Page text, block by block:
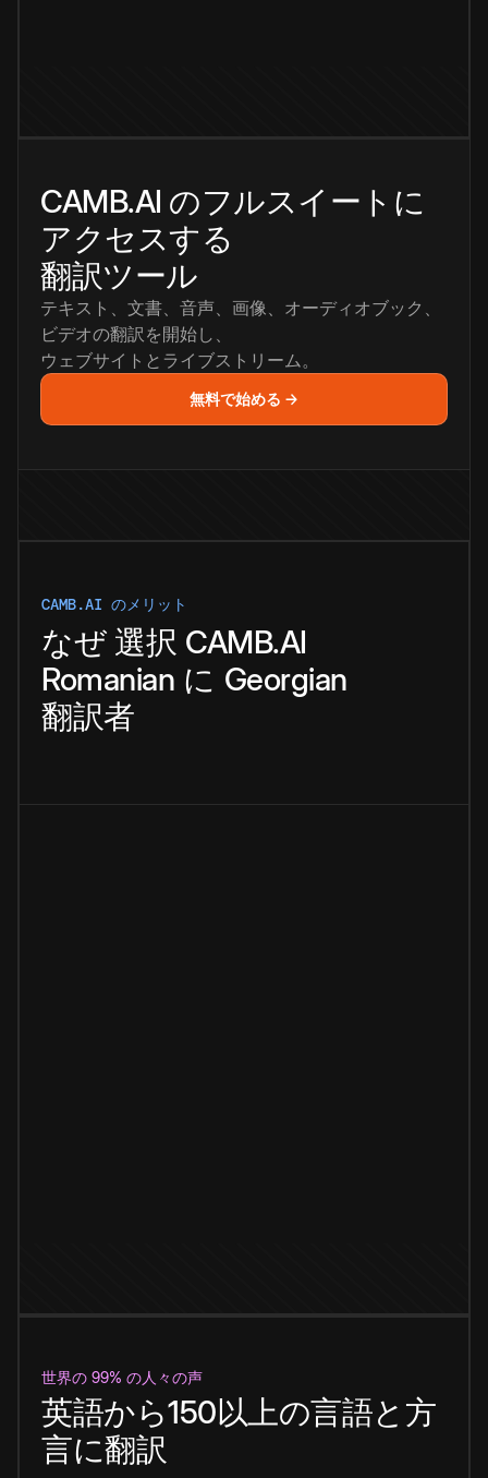
CAMB.AI のフルスイートに
アクセスする
翻訳ツール
テキスト、文書、音声、画像、オーディオブック、
ビデオの翻訳を開始し、
ウェブサイトとライブストリーム。
無料で始める →
CAMB.AI のメリット
なぜ 選択 CAMB.AI
Romanian に Georgian
翻訳者
世界の 99% の人々の声
英語から150以上の言語と方
言に翻訳